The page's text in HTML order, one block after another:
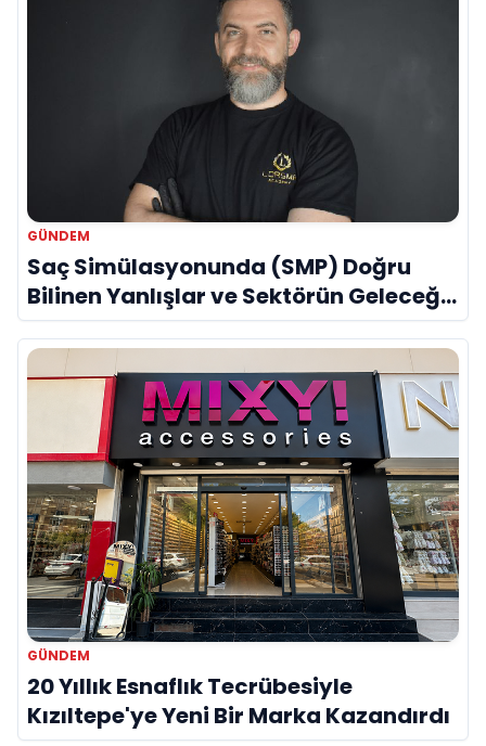
GÜNDEM
Saç Simülasyonunda (SMP) Doğru
Bilinen Yanlışlar ve Sektörün Geleceği:
Onur Akdeniz ile Özel Röportaj
GÜNDEM
20 Yıllık Esnaflık Tecrübesiyle
Kızıltepe'ye Yeni Bir Marka Kazandırdı